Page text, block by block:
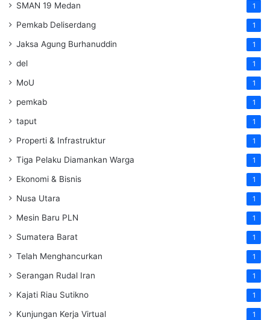
SMAN 19 Medan 1
Pemkab Deliserdang 1
Jaksa Agung Burhanuddin 1
del 1
MoU 1
pemkab 1
taput 1
Properti & Infrastruktur 1
Tiga Pelaku Diamankan Warga 1
Ekonomi & Bisnis 1
Nusa Utara 1
Mesin Baru PLN 1
Sumatera Barat 1
Telah Menghancurkan 1
Serangan Rudal Iran 1
Kajati Riau Sutikno 1
Kunjungan Kerja Virtual 1